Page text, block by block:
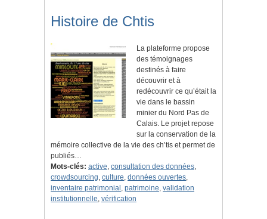
Histoire de Chtis
La plateforme propose
des témoignages
destinés à faire
découvrir et à
redécouvrir ce qu’était la
vie dans le bassin
minier du Nord Pas de
Calais. Le projet repose
sur la conservation de la
mémoire collective de la vie des ch’tis et permet de
publiés…
Mots-clés: active, consultation des données,
crowdsourcing, culture, données ouvertes,
inventaire patrimonial , patrimoine, validation
institutionnelle, vérification